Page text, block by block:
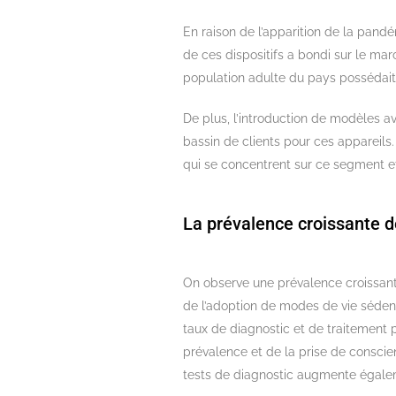
En raison de l’apparition de la
de ces dispositifs a bondi sur le
population adulte du pays
De plus, l’introduction de modèles
bassin de clients pour ces
qui se concentrent sur ce segment
La prévalence croissante
On observe une prévalence
de l’adoption de modes de vie
taux de diagnostic et de traitement
prévalence et de la prise de
tests de diagnostic augmente